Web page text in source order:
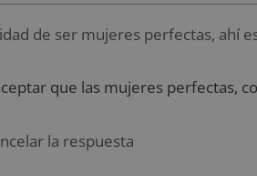
de ser mujeres perfectas, ahí
que las mujeres perfectas,
la respuesta